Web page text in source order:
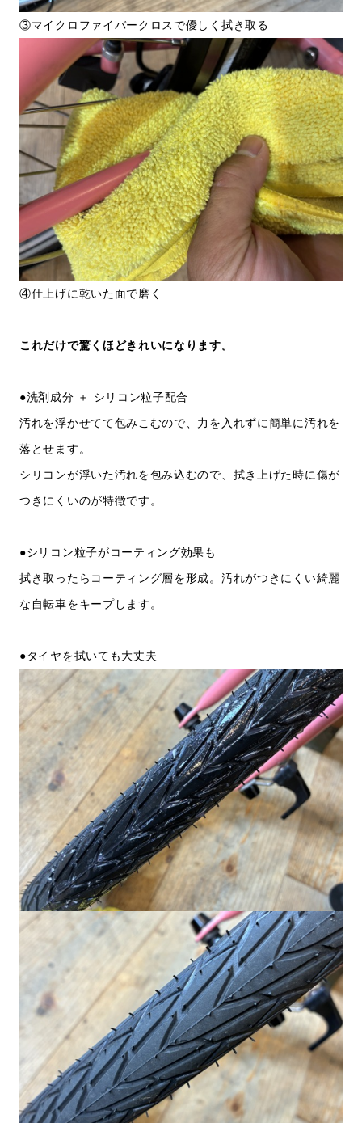
③マイクロファイバークロスで優しく拭き取る
④仕上げに乾いた面で磨く
これだけで驚くほどきれいになります。
●洗剤成分 ＋ シリコン粒子配合
汚れを浮かせてて包みこむので、力を入れずに簡単に汚れを
落とせます。
シリコンが浮いた汚れを包み込むので、拭き上げた時に傷が
つきにくいのが特徴です。
●シリコン粒子がコーティング効果も
拭き取ったらコーティング層を形成。汚れがつきにくい綺麗
な自転車をキープします。
●タイヤを拭いても大丈夫